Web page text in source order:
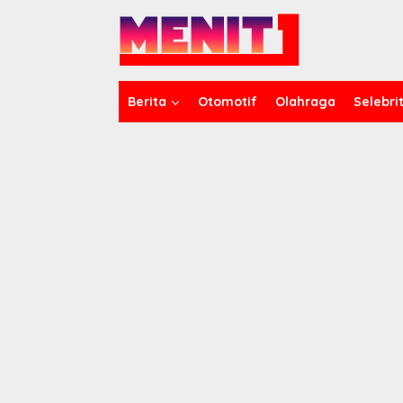
Berita Otomotif Olahraga